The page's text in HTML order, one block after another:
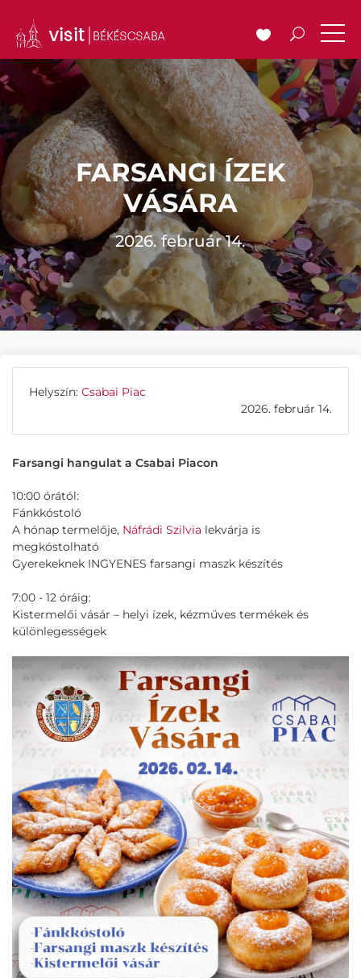
FARSANGI ÍZEK
VÁSÁRA
2026. február 14.
Helyszín: Csabai Piac
2026. február 14.
Farsangi hangulat a Csabai Piacon
10:00 órától:
Fánkkóstoló
A hónap termelője, Náfrádi Szilvia lekvárja is
megkóstolható
Gyerekeknek INGYENES farsangi maszk készítés
7:00 - 12 óráig:
Kistermelői vásár – helyi ízek, kézműves termékek és
különlegességek